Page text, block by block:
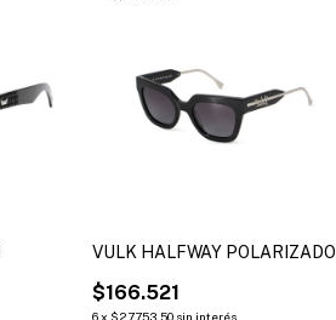
VULK HALFWAY POLARIZADO
$166.521
6x $27.753,50 sin interés